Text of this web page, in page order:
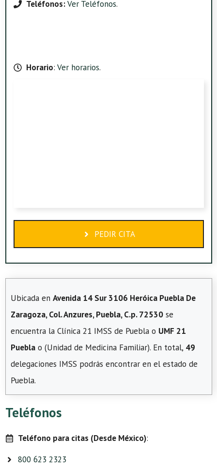
Teléfonos:Ver Teléfonos.
Horario: Ver horarios.
PEDIR CITA
Ubicada en Avenida 14 Sur 3106 Heróica Puebla De
Zaragoza, Col. Anzures, Puebla, C.p. 72530 se
encuentra la Clínica 21 IMSS de Puebla o UMF 21
Puebla o (Unidad de Medicina Familiar). En total, 49
delegaciones IMSS podrás encontrar en el estado de
Puebla.
Teléfonos
Teléfono para citas (Desde México):
800 623 2323